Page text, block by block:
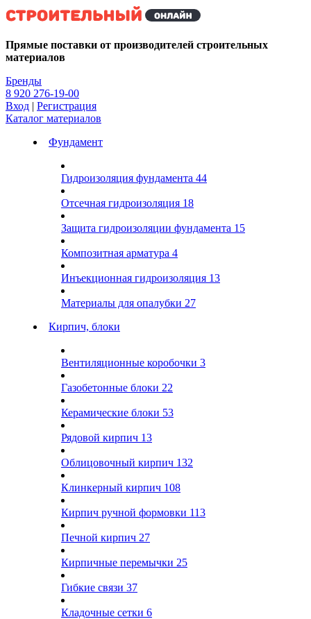
Kg
Прямые поставки от производителей строительных
материалов
Бренды
8 920 276-19-00
Вход | Регистрация
Каталог материалов
Фундамент
Гидроизоляция фундамента 44
Отсечная гидроизоляция 18
Защита гидроизоляции фундамента 15
Композитная арматура 4
Инъекционная гидроизоляция 13
Материалы для опалубки 27
Кирпич, блоки
Вентиляционные коробочки 3
Газобетонные блоки 22
Керамические блоки 53
Рядовой кирпич 13
Облицовочный кирпич 132
Клинкерный кирпич 108
Кирпич ручной формовки 113
Печной кирпич 27
Кирпичные перемычки 25
Гибкие связи 37
Кладочные сетки 6